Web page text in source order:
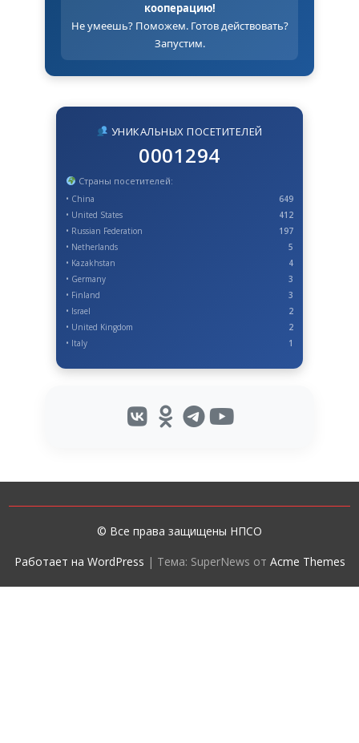
кооперацию!
Не умеешь? Поможем. Готов действовать?
Запустим.
УНИКАЛЬНЫХ ПОСЕТИТЕЛЕЙ
0001294
Страны посетителей:
• China
649
• United States
412
• Russian Federation
197
• Netherlands
5
• Kazakhstan
4
• Germany
3
• Finland
3
• Israel
2
• United Kingdom
2
• Italy
1
© Все права защищены НПСО
Работает на WordPress | Тема: SuperNews от Acme Themes